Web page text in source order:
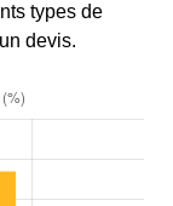
types de
devis.